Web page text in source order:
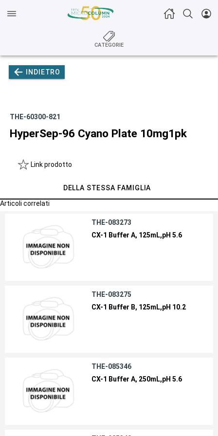
CATEGORIE
INDIETRO
THE-60300-821
HyperSep-96 Cyano Plate 10mg1pk
Link prodotto
DELLA STESSA FAMIGLIA
Articoli correlati
THE-083273
CX-1 Buffer A, 125mL,pH 5.6
THE-083275
CX-1 Buffer B, 125mL,pH 10.2
THE-085346
CX-1 Buffer A, 250mL,pH 5.6